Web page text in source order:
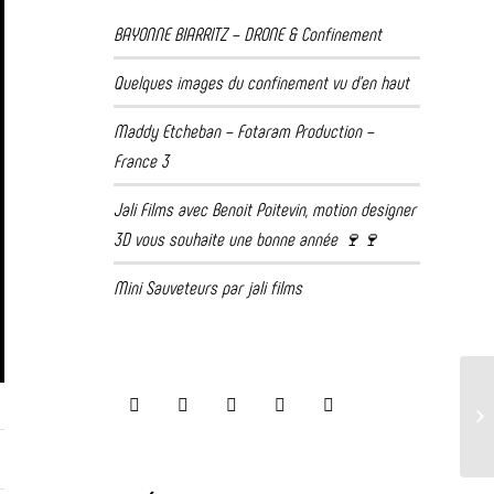
BAYONNE BIARRITZ – DRONE & Confinement
Quelques images du confinement vu d’en haut
Maddy Etcheban – Fotaram Production –
France 3
Jali Films avec Benoit Poitevin, motion designer
3D vous souhaite une bonne année 🍷🍷
Mini Sauveteurs par jali films